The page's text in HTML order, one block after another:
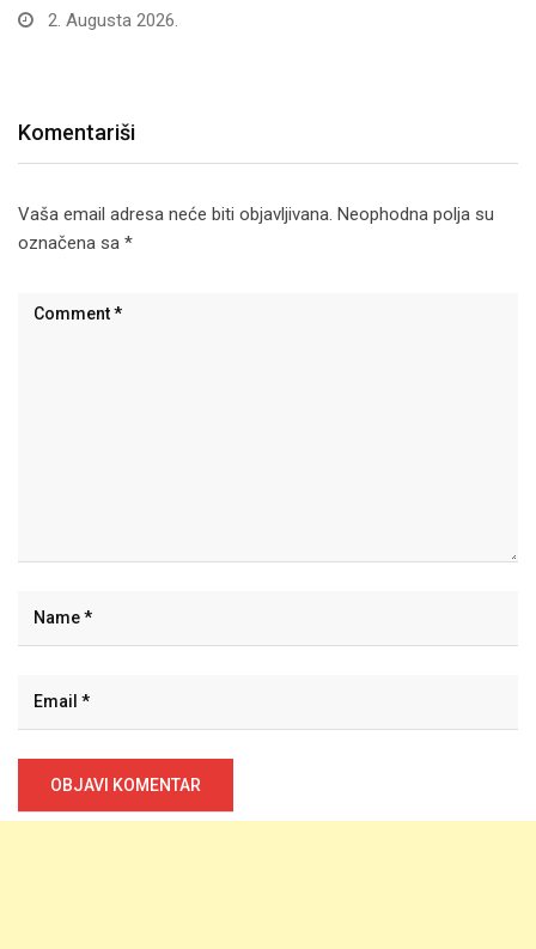
2. Augusta 2026.
Komentariši
Vaša email adresa neće biti objavljivana. Neophodna polja su
označena sa *